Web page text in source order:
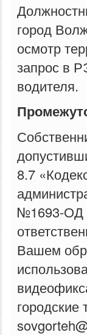
город
осмотр
запрос в
водителя.
8.7
№1693-ОД
Вашем
городские